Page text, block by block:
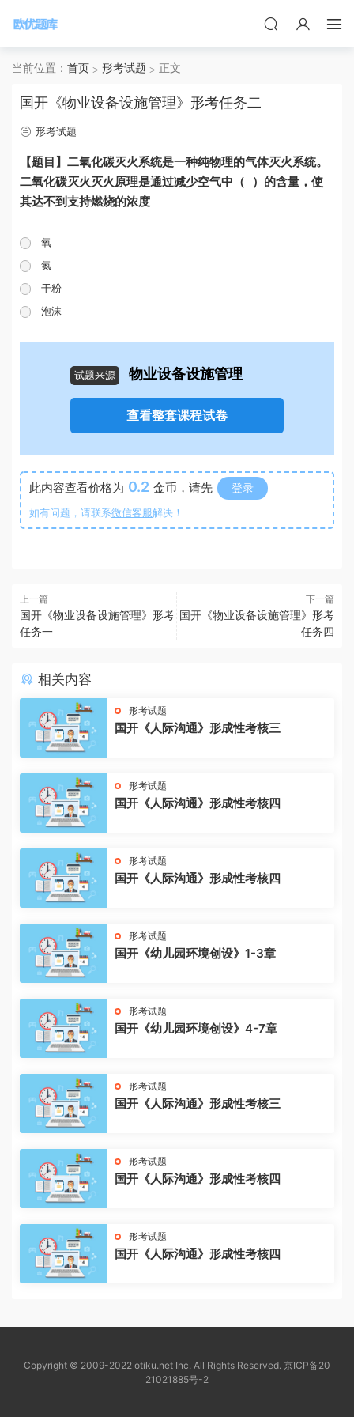
当前位置： 首页 形考试题 正文
国开《物业设备设施管理》形考任务二
形考试题
【题目】二氧化碳灭火系统是一种纯物理的气体灭火系统。
二氧化碳灭火灭火原理是通过减少空气中（ ）的含量，使
其达不到支持燃烧的浓度
氧
氮
干粉
泡沫
试题来源 物业设备设施管理
查看整套课程试卷
此内容查看价格为 0.2 金币，请先 登录
如有问题，请联系微信客服解决！
上一篇
国开《物业设备设施管理》形考
任务一
下一篇
国开《物业设备设施管理》形考
任务四
相关内容
形考试题
国开《人际沟通》形成性考核三
形考试题
国开《人际沟通》形成性考核四
形考试题
国开《人际沟通》形成性考核四
形考试题
国开《幼儿园环境创设》1-3章
形考试题
国开《幼儿园环境创设》4-7章
形考试题
国开《人际沟通》形成性考核三
形考试题
国开《人际沟通》形成性考核四
形考试题
国开《人际沟通》形成性考核四
Copyright © 2009-2022 otiku.net Inc. All Rights Reserved. 京ICP备20
21021885号-2